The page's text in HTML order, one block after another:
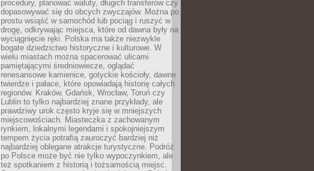
procedury, planować waluty, długich transferów czy
dopasowywać się do obcych zwyczajów. Można po
prostu wsiąść w samochód lub pociąg i ruszyć w
drogę, odkrywając miejsca, które od dawna były na
wyciągnięcie ręki. Polska ma także niezwykle
bogate dziedzictwo historyczne i kulturowe. W
wielu miastach można spacerować ulicami
pamiętającymi średniowiecze, oglądać
renesansowe kamienice, gotyckie kościoły, dawne
twierdze i pałace, które opowiadają historię całych
regionów. Kraków, Gdańsk, Wrocław, Toruń czy
Lublin to tylko najbardziej znane przykłady, ale
prawdziwy urok często kryje się w mniejszych
miejscowościach. Miasteczka z zachowanym
rynkiem, lokalnymi legendami i spokojniejszym
tempem życia potrafią zauroczyć bardziej niż
najbardziej oblegane atrakcje turystyczne. Podróż
po Polsce może być nie tylko wypoczynkiem, ale
też spotkaniem z historią i tożsamością miejsc.